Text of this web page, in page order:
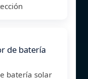
de batería
batería solar